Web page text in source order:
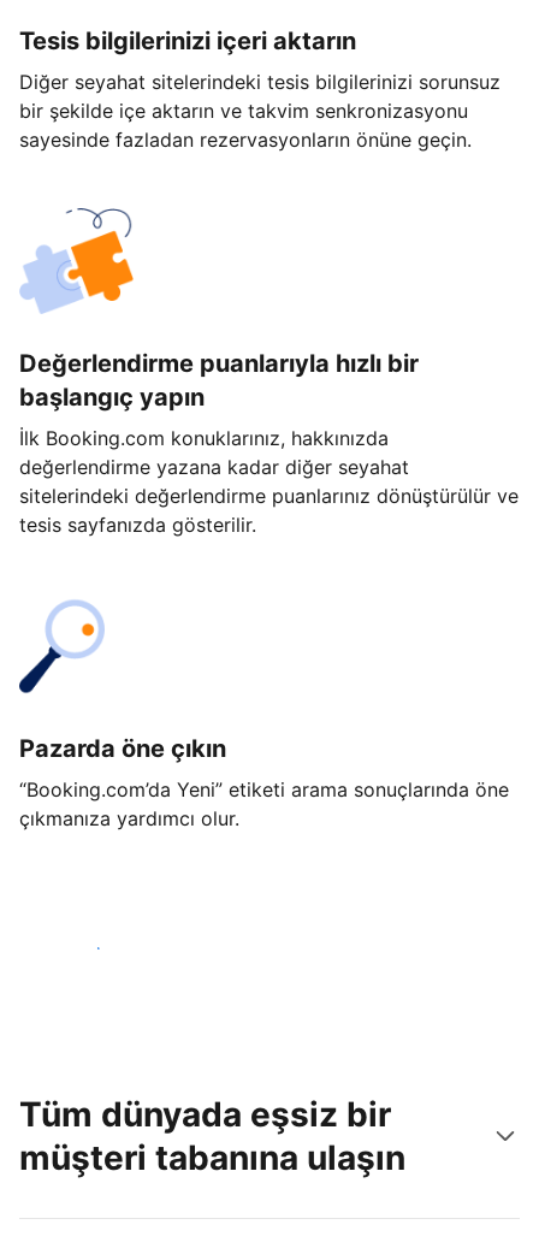
Tesis bilgilerinizi içeri aktarın
Diğer seyahat sitelerindeki tesis bilgilerinizi sorunsuz
bir şekilde içe aktarın ve takvim senkronizasyonu
sayesinde fazladan rezervasyonların önüne geçin.
Değerlendirme puanlarıyla hızlı bir
başlangıç yapın
İlk Booking.com konuklarınız, hakkınızda
değerlendirme yazana kadar diğer seyahat
sitelerindeki değerlendirme puanlarınız dönüştürülür ve
tesis sayfanızda gösterilir.
Pazarda öne çıkın
“Booking.com’da Yeni” etiketi arama sonuçlarında öne
çıkmanıza yardımcı olur.
Hemen başla
Tüm dünyada eşsiz bir
müşteri tabanına ulaşın